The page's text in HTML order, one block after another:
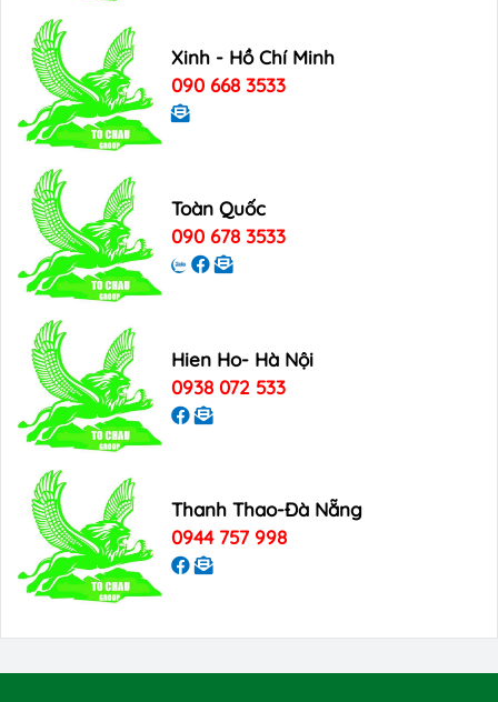
Xinh - Hồ Chí Minh
090 668 3533
Toàn Quốc
090 678 3533
Hien Ho- Hà Nội
0938 072 533
Thanh Thao-Đà Nẵng
0944 757 998